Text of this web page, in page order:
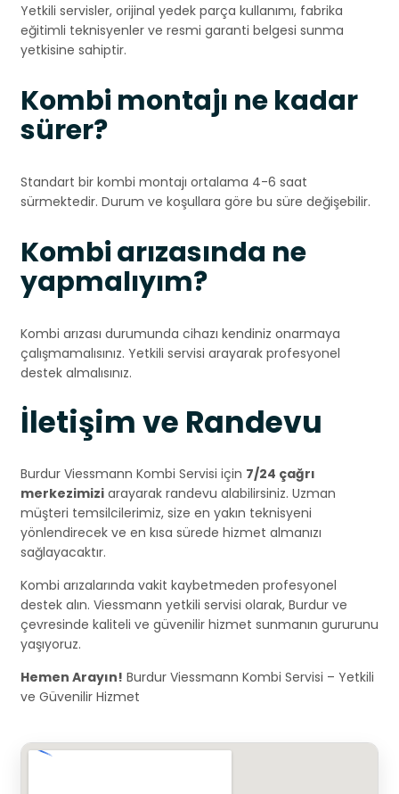
Yetkili servisler, orijinal yedek parça kullanımı, fabrika
eğitimli teknisyenler ve resmi garanti belgesi sunma
yetkisine sahiptir.
Kombi montajı ne kadar
sürer?
Standart bir kombi montajı ortalama 4-6 saat
sürmektedir. Durum ve koşullara göre bu süre değişebilir.
Kombi arızasında ne
yapmalıyım?
Kombi arızası durumunda cihazı kendiniz onarmaya
çalışmamalısınız. Yetkili servisi arayarak profesyonel
destek almalısınız.
İletişim ve Randevu
Burdur Viessmann Kombi Servisi için 7/24 çağrı
merkezimizi arayarak randevu alabilirsiniz. Uzman
müşteri temsilcilerimiz, size en yakın teknisyeni
yönlendirecek ve en kısa sürede hizmet almanızı
sağlayacaktır.
Kombi arızalarında vakit kaybetmeden profesyonel
destek alın. Viessmann yetkili servisi olarak, Burdur ve
çevresinde kaliteli ve güvenilir hizmet sunmanın gururunu
yaşıyoruz.
Hemen Arayın! Burdur Viessmann Kombi Servisi – Yetkili
ve Güvenilir Hizmet